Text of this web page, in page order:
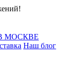
МОСКВЕ
Наш блог